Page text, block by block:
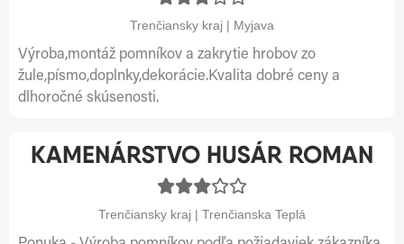
Trenčiansky kraj | Myjava
Výroba,montáž pomníkov a zakrytie hrobov zo
žule,písmo,doplnky,dekorácie.Kvalita dobré ceny a
dlhoročné skúsenosti.
KAMENÁRSTVO HUSÁR ROMAN
Trenčiansky kraj | Trenčianska Teplá